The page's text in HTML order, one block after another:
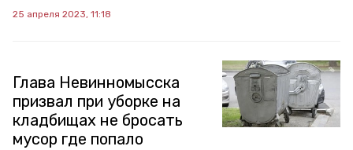
25 апреля 2023, 11:18
Глава Невинномысска
призвал при уборке на
кладбищах не бросать
мусор где попало